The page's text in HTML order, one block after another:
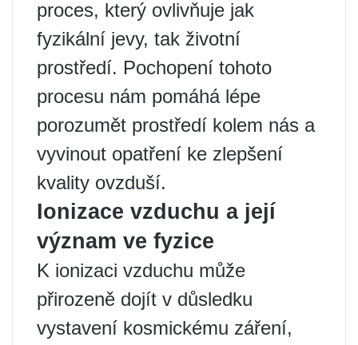
proces, který ovlivňuje jak
fyzikální jevy, tak životní
prostředí. Pochopení tohoto
procesu nám pomáhá lépe
porozumět prostředí kolem nás a
vyvinout opatření ke zlepšení
kvality ovzduší.
Ionizace vzduchu a její
význam ve fyzice
K ionizaci vzduchu může
přirozeně dojít v důsledku
vystavení kosmickému záření,